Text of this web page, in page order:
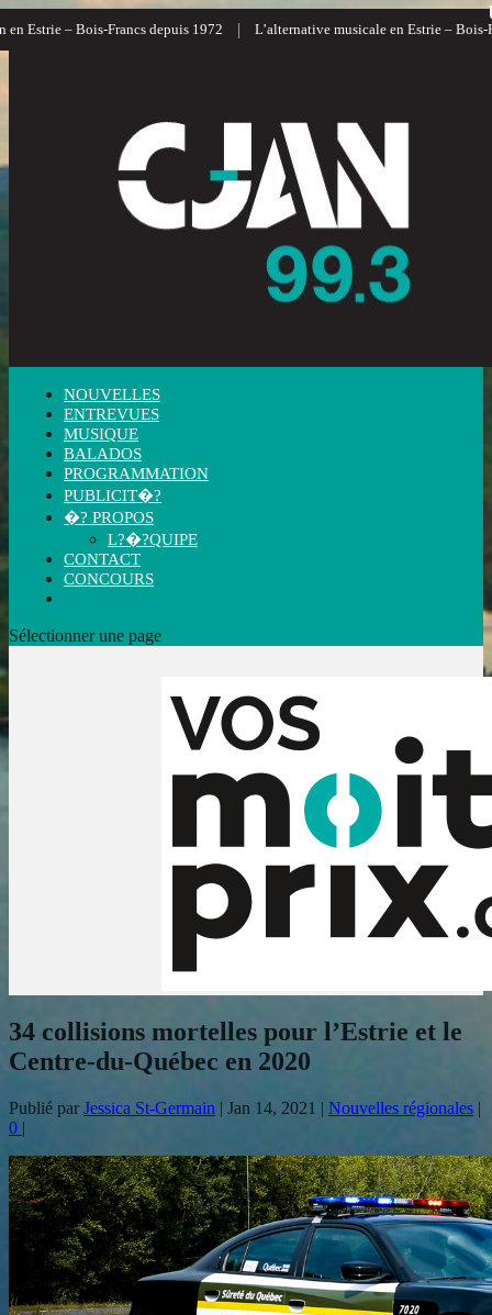
Estrie – Bois-Francs depuis 1972 L’alternative musicale en Estrie – Bois-
NOUVELLES
ENTREVUES
MUSIQUE
BALADOS
PROGRAMMATION
PUBLICIT�?
�? PROPOS
L?�?QUIPE
CONTACT
CONCOURS
Sélectionner une page
34 collisions mortelles pour l’Estrie et le
Centre-du-Québec en 2020
Publié par Jessica St-Germain | Jan 14, 2021 | Nouvelles régionales |
0 |